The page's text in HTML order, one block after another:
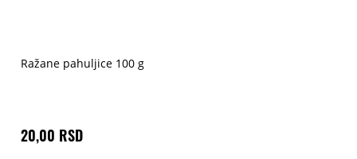
Ražane pahuljice 100 g
20,00 RSD